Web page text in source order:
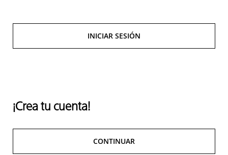
INICIAR SESIÓN
¡Crea tu cuenta!
CONTINUAR